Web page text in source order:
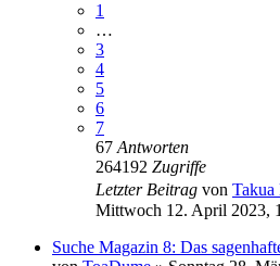
1
…
3
4
5
6
7
67 Antworten
264192 Zugriffe
Letzter Beitrag von Takua
Mittwoch 12. April 2023,
Suche Magazin 8: Das